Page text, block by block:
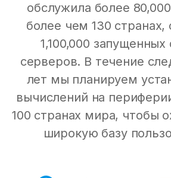
обслужила более
более чем 130 странах,
1,100,000
серверов. В течение
лет мы планируем
вычислений на
100 странах мира, чтобы
широкую базу